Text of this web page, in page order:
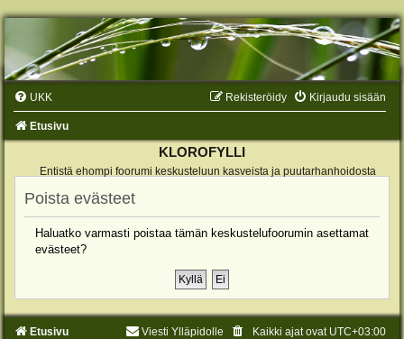
UKK Kirjaudu sisään
Rekisteröidy
Etusivu
KLOROFYLLI
Entistä ehompi foorumi keskusteluun kasveista ja puutarhanhoidosta
Poista evästeet
Haluatko varmasti poistaa tämän keskustelufoorumin asettamat
evästeet?
Etusivu Kaikki ajat ovat UTC+03:00
Viesti Ylläpidolle